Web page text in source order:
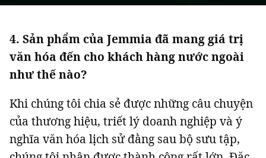
4. Sản phẩm của Jemmia đã mang giá trị
văn hóa đến cho khách hàng nước ngoài
như thế nào?
Khi chúng tôi chia sẻ được những câu chuyện
của thương hiệu, triết lý doanh nghiệp và ý
nghĩa văn hóa lịch sử đằng sau bộ sưu tập,